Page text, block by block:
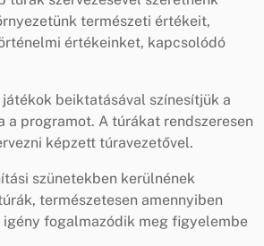
természeti értékeit,
értékeinket, kapcsolódó
beiktatásával színesítjük a
a programot. A túrákat rendszeresen
képzett túravezetővel.
szünetekben kerülnének
természetesen amennyiben
igény fogalmazódik meg figyelembe